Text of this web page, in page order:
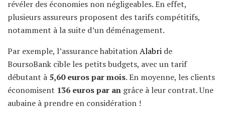
révéler des économies non négligeables. En effet,
plusieurs assureurs proposent des tarifs compétitifs,
notamment à la suite d’un déménagement.
Par exemple, l’assurance habitationAlabri de
BoursoBank cible les petits budgets, avec un tarif
débutant à 5,60 euros par mois. En moyenne, les clients
économisent 136 euros par an grâce à leur contrat. Une
aubaine à prendre en considération !